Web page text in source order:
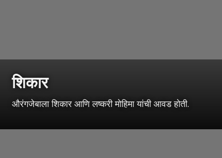
शिकार
औरंगजेबाला शिकार आणि लष्करी मोहिमा यांची आवड होती.